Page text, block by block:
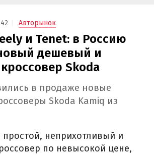
Авторынок
и Tenet: в Россию
дешевый и
Skoda
в продаже новые
Skoda Kamiq из
простой, неприхотливый и
по невысокой цене,